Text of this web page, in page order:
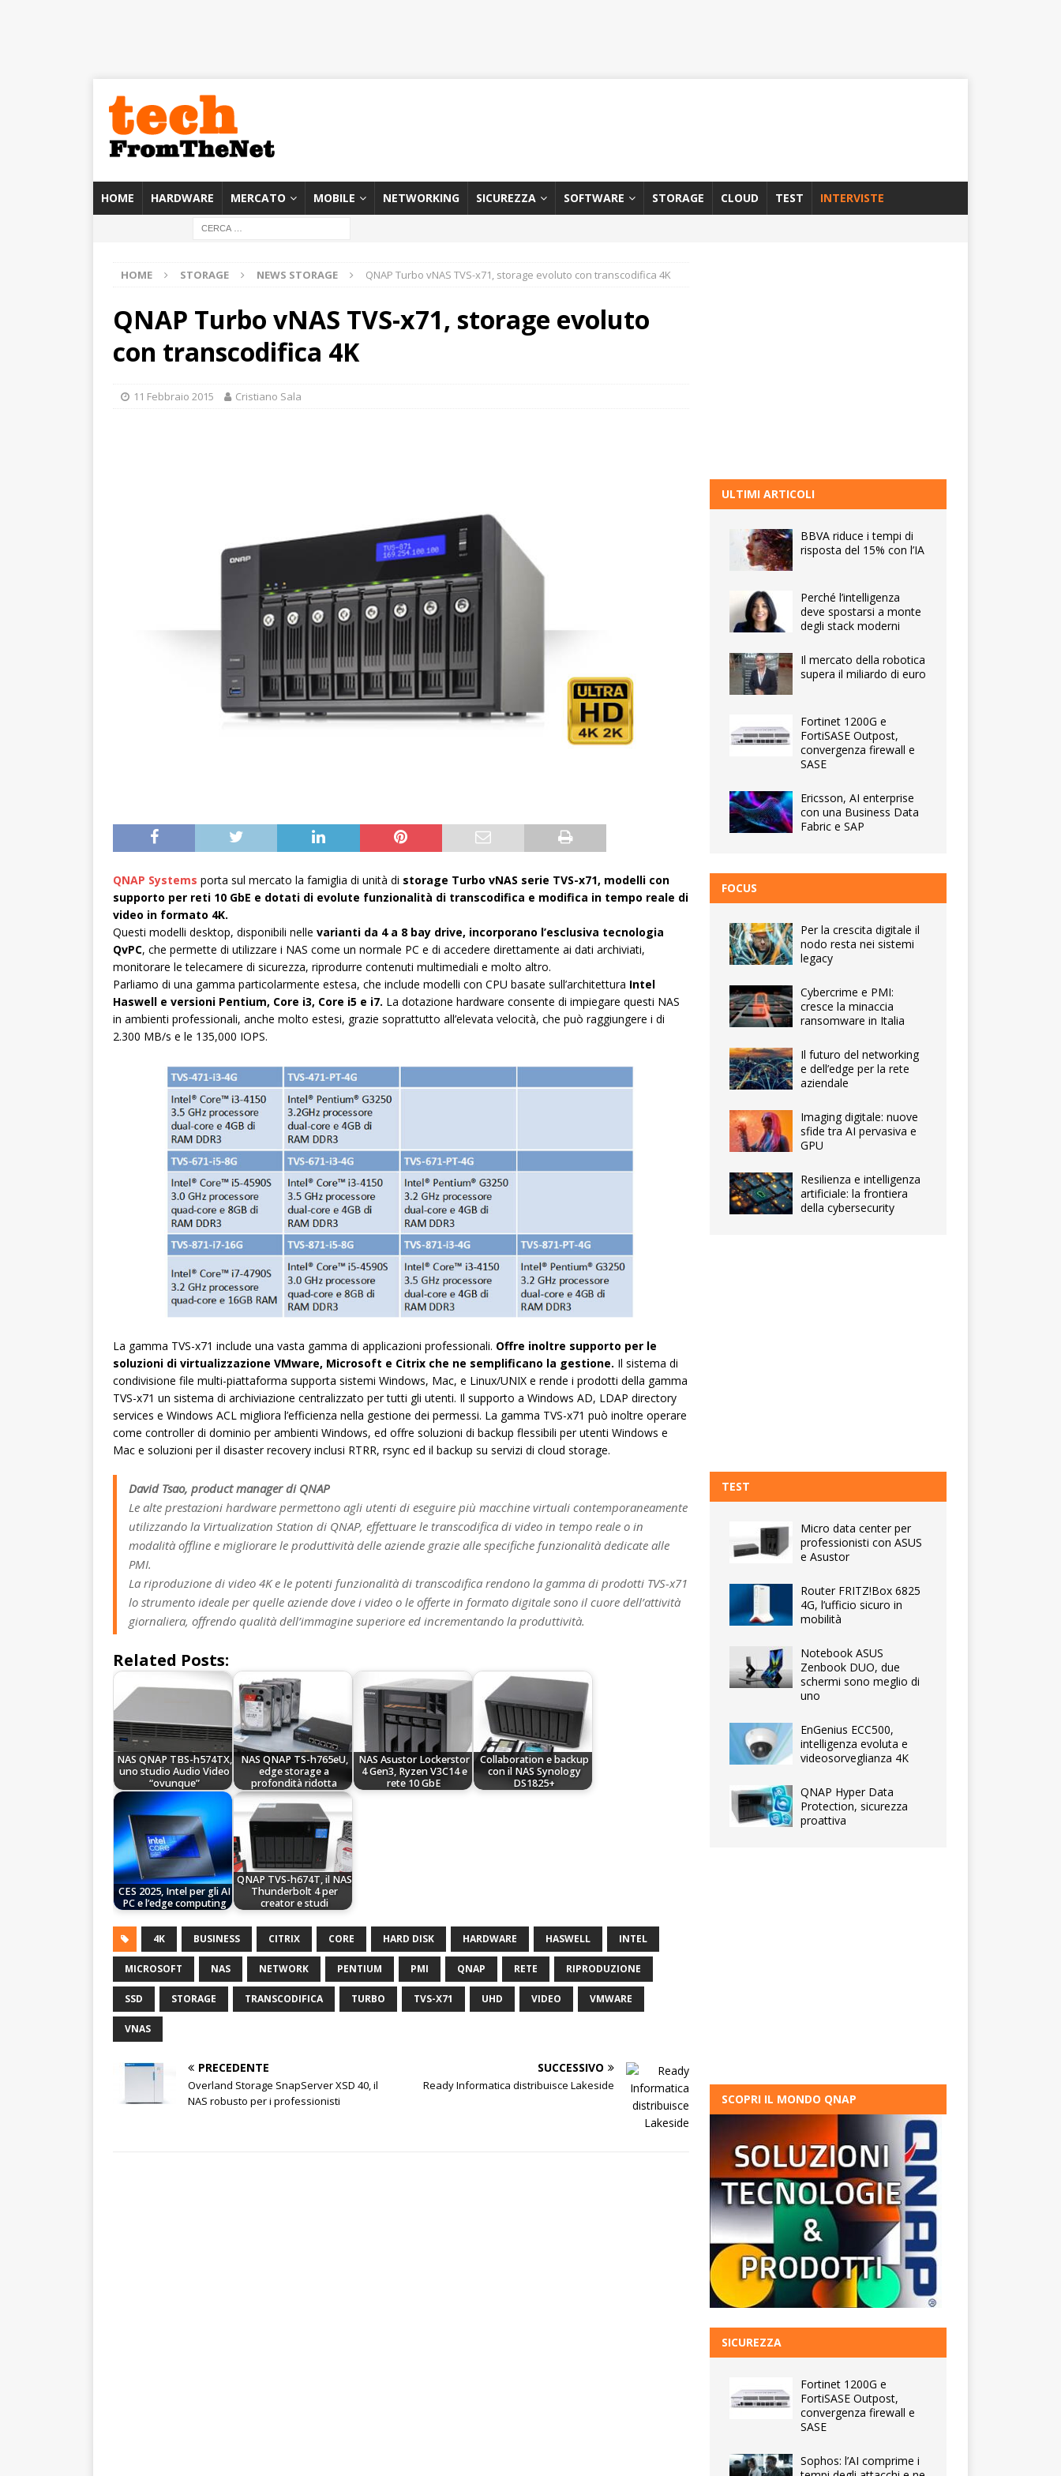
HOME HARDWARE MERCATO MOBILE NETWORKING SICUREZZA SOFTWARE STORAGE CLOUD TEST INTERVISTE
HOME STORAGE NEWS STORAGE QNAP Turbo vNAS TVS-x71, storage evoluto con transcodifica 4K
QNAP Turbo vNAS TVS-x71, storage evoluto
con transcodifica 4K
11 Febbraio 2015 Cristiano Sala
QNAP Systems porta sul mercato la famiglia di unità di storage Turbo vNAS serie TVS-x71, modelli con
supporto per reti 10 GbE e dotati di evolute funzionalità di transcodifica e modifica in tempo reale di
video in formato 4K.
Questi modelli desktop, disponibili nelle varianti da 4 a 8 bay drive, incorporano l’esclusiva tecnologia
QvPC, che permette di utilizzare i NAS come un normale PC e di accedere direttamente ai dati archiviati,
monitorare le telecamere di sicurezza, riprodurre contenuti multimediali e molto altro.
Parliamo di una gamma particolarmente estesa, che include modelli con CPU basate sull’architettura Intel
Haswell e versioni Pentium, Core i3, Core i5 e i7. La dotazione hardware consente di impiegare questi NAS
in ambienti professionali, anche molto estesi, grazie soprattutto all’elevata velocità, che può raggiungere i di
2.300 MB/s e le 135,000 IOPS.
La gamma TVS-x71 include una vasta gamma di applicazioni professionali. Offre inoltre supporto per le
soluzioni di virtualizzazione VMware, Microsoft e Citrix che ne semplificano la gestione. Il sistema di
condivisione file multi-piattaforma supporta sistemi Windows, Mac, e Linux/UNIX e rende i prodotti della gamma
TVS-x71 un sistema di archiviazione centralizzato per tutti gli utenti. Il supporto a Windows AD, LDAP directory
services e Windows ACL migliora l’efficienza nella gestione dei permessi. La gamma TVS-x71 può inoltre operare
come controller di dominio per ambienti Windows, ed offre soluzioni di backup flessibili per utenti Windows e
Mac e soluzioni per il disaster recovery inclusi RTRR, rsync ed il backup su servizi di cloud storage.
David Tsao, product manager di QNAP
Le alte prestazioni hardware permettono agli utenti di eseguire più macchine virtuali contemporaneamente
utilizzando la Virtualization Station di QNAP, effettuare le transcodifica di video in tempo reale o in
modalità offline e migliorare le produttività delle aziende grazie alle specifiche funzionalità dedicate alle
PMI.
La riproduzione di video 4K e le potenti funzionalità di transcodifica rendono la gamma di prodotti TVS-x71
lo strumento ideale per quelle aziende dove i video o le offerte in formato digitale sono il cuore dell’attività
giornaliera, offrendo qualità dell’immagine superiore ed incrementando la produttività.
Related Posts:
NAS QNAP TBS-h574TX,
uno studio Audio Video
“ovunque”
NAS QNAP TS-h765eU,
edge storage a
profondità ridotta
NAS Asustor Lockerstor
4 Gen3, Ryzen V3C14 e
rete 10 GbE
Collaboration e backup
con il NAS Synology
DS1825+
CES 2025, Intel per gli AI
PC e l’edge computing
QNAP TVS-h674T, il NAS
Thunderbolt 4 per
creator e studi
4K BUSINESS CITRIX CORE HARD DISK HARDWARE HASWELL INTEL
MICROSOFT NAS NETWORK PENTIUM PMI QNAP RETE RIPRODUZIONE
SSD STORAGE TRANSCODIFICA TURBO TVS-X71 UHD VIDEO VMWARE
VNAS
PRECEDENTE
Overland Storage SnapServer XSD 40, il
NAS robusto per i professionisti
SUCCESSIVO
Ready Informatica distribuisce Lakeside
ULTIMI ARTICOLI
BBVA riduce i tempi di
risposta del 15% con l’IA
Perché l’intelligenza
deve spostarsi a monte
degli stack moderni
Il mercato della robotica
supera il miliardo di euro
Fortinet 1200G e
FortiSASE Outpost,
convergenza firewall e
SASE
Ericsson, AI enterprise
con una Business Data
Fabric e SAP
FOCUS
Per la crescita digitale il
nodo resta nei sistemi
legacy
Cybercrime e PMI:
cresce la minaccia
ransomware in Italia
Il futuro del networking
e dell’edge per la rete
aziendale
Imaging digitale: nuove
sfide tra AI pervasiva e
GPU
Resilienza e intelligenza
artificiale: la frontiera
della cybersecurity
TEST
Micro data center per
professionisti con ASUS
e Asustor
Router FRITZ!Box 6825
4G, l’ufficio sicuro in
mobilità
Notebook ASUS
Zenbook DUO, due
schermi sono meglio di
uno
EnGenius ECC500,
intelligenza evoluta e
videosorveglianza 4K
QNAP Hyper Data
Protection, sicurezza
proattiva
SCOPRI IL MONDO QNAP
SICUREZZA
Fortinet 1200G e
FortiSASE Outpost,
convergenza firewall e
SASE
Sophos: l’AI comprime i